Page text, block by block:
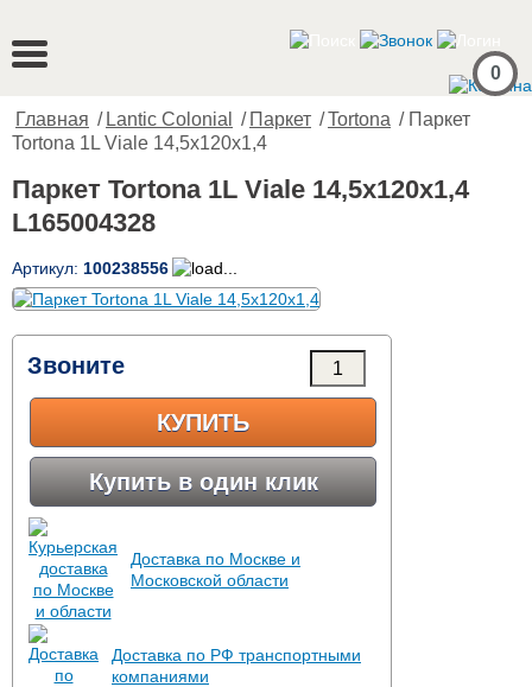
0
Главная / Lantic Colonial / Паркет /Tortona / Паркет
Tortona 1L Viale 14,5x120x1,4
Паркет Tortona 1L Viale 14,5x120x1,4
L165004328
Артикул: 100238556
Звоните
КУПИТЬ
Купить в один клик
Доставка по Москве и
Московской области
Доставка по РФ транспортными
компаниями